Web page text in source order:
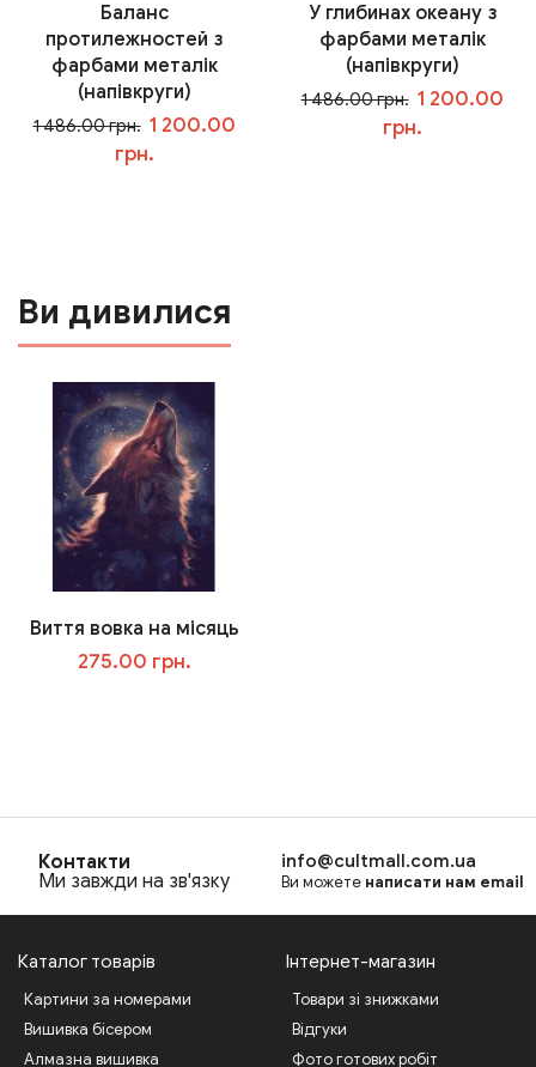
Баланс
протилежностей з
фарбами металік
(напівкруги)
1 486.00 грн. 1 200.00
грн.
У глибинах океану з
фарбами металік
(напівкруги)
1 486.00 грн. 1 200.00
грн.
Ви дивилися
Виття вовка на місяць
275.00 грн.
Контакти
Ми завжди на зв'язку
info@cultmall.com.ua
Ви можете написати нам email
Каталог товарів
Картини за номерами
Вишивка бісером
Алмазна вишивка
Інтернет-магазин
Товари зі знижками
Відгуки
Фото готових робіт